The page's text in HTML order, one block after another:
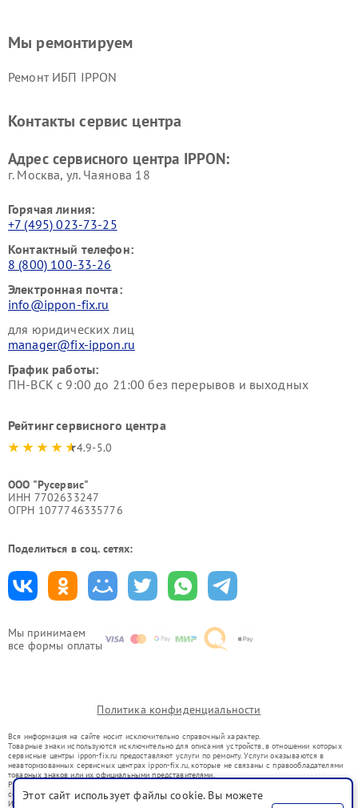
Мы принимаем
все формы оплаты
Мы ремонтируем
Ремонт ИБП IPPON
Контакты сервис центра
Адрес сервисного центра IPPON:
г. Москва, ул. Чаянова 18
Горячая линия:
+7 (495) 023-73-25
Контактный телефон:
8 (800) 100-33-26
Электронная почта:
info@ippon-fix.ru
для юридических лиц
manager@fix-ippon.ru
График работы:
ПН-ВСК с 9:00 до 21:00 без перерывов и выходных
Рейтинг сервисного центра
4.9-5.0
ООО "Русервис"
ИНН 7702633247
ОГРН 1077746335776
Поделиться в соц. сетях:
Политика конфиденциальности
Вся информация на сайте носит исключительно справочный характер.
Товарные знаки используются исключительно для описания устройств, в отношении которых
сервисные центры ippon-fix.ru предоставляют услуги по ремонту. Услуги оказываются в
неавторизованных сервисных центрах ippon-fix.ru, которые не связаны с правообладателями
товарных знаков или их официальными представителями.
Ремонт осуществляется для устройств, уже введенных в гражданский оборот в соответствии
со статьей 1487 ГК РФ.
Использование товарных знаков не преследует цели индивидуализации услуг или введения
Этот сайт использует файлы cookie. Вы можете